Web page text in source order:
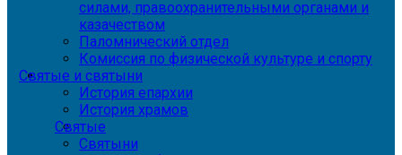
силами, правоохранительными органами и
казачеством
Паломнический отдел
Комиссия по физической культуре и спорту
Святые и святыни
История епархии
История храмов
Святые
Святыни